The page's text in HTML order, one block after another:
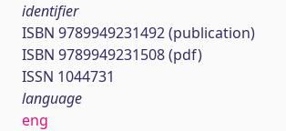
identifier
ISBN 9789949231492 (publication)
ISBN 9789949231508 (pdf)
ISSN 1044731
language
eng